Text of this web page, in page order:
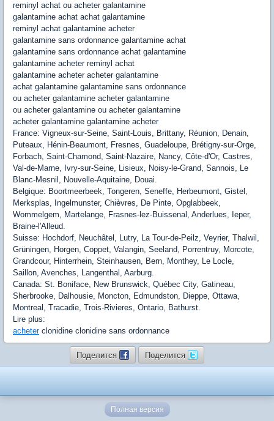
reminyl achat ou acheter galantamine
galantamine achat achat galantamine
reminyl achat galantamine acheter
galantamine sans ordonnance galantamine achat
galantamine sans ordonnance achat galantamine
galantamine acheter reminyl achat
galantamine acheter acheter galantamine
achat galantamine galantamine sans ordonnance
ou acheter galantamine acheter galantamine
ou acheter galantamine ou acheter galantamine
acheter galantamine galantamine acheter
France: Vigneux-sur-Seine, Saint-Louis, Brittany, Réunion, Denain,
Puteaux, Hénin-Beaumont, Fresnes, Guadeloupe, Brétigny-sur-Orge,
Forbach, Saint-Chamond, Saint-Nazaire, Nancy, Côte-d'Or, Castres,
Val-de-Marne, Ivry-sur-Seine, Lisieux, Noisy-le-Grand, Sannois, Le
Blanc-Mesnil, Nouvelle-Aquitaine, Douai.
Belgique: Boortmeerbeek, Tongeren, Seneffe, Herbeumont, Gistel,
Merksplas, Ingelmunster, Chièvres, De Pinte, Opglabbeek,
Wommelgem, Martelange, Frasnes-lez-Buissenal, Anderlues, Ieper,
Braine-l'Alleud.
Suisse: Hochdorf, Neuchâtel, Lutry, La Tour-de-Peilz, Veyrier, Thalwil,
Grüningen, Horgen, Coppet, Valangin, Seeland, Porrentruy, Morcote,
Grandcour, Hinterrhein, Steinhausen, Bern, Monthey, Le Locle,
Saillon, Avenches, Langenthal, Aarburg.
Canada: St. Boniface, New Brunswick, Québec City, Gatineau,
Sherbrooke, Dalhousie, Moncton, Edmundston, Dieppe, Ottawa,
Montreal, Tracadie, Trois-Rivieres, Ontario, Bathurst.
Lire plus:
acheterclonidine clonidine sans ordonnance
Поделится Поделится
Полная версия